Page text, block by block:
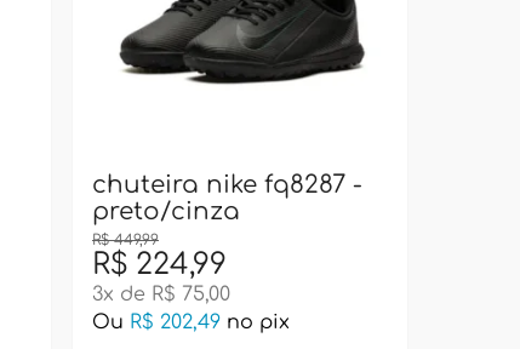
chuteira nike fq8287 -
preto/cinza
R$ 224,99
R$ 449,99
3x de R$ 75,00
Ou R$ 202,49 no pix